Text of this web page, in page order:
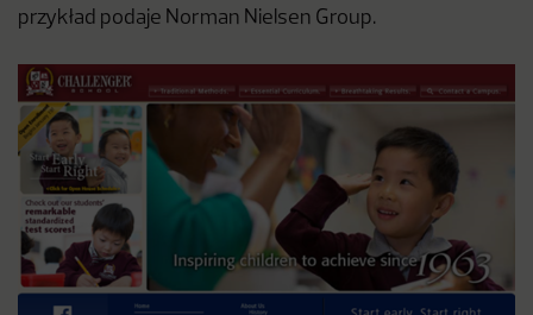
przykład podaje Norman Nielsen Group.